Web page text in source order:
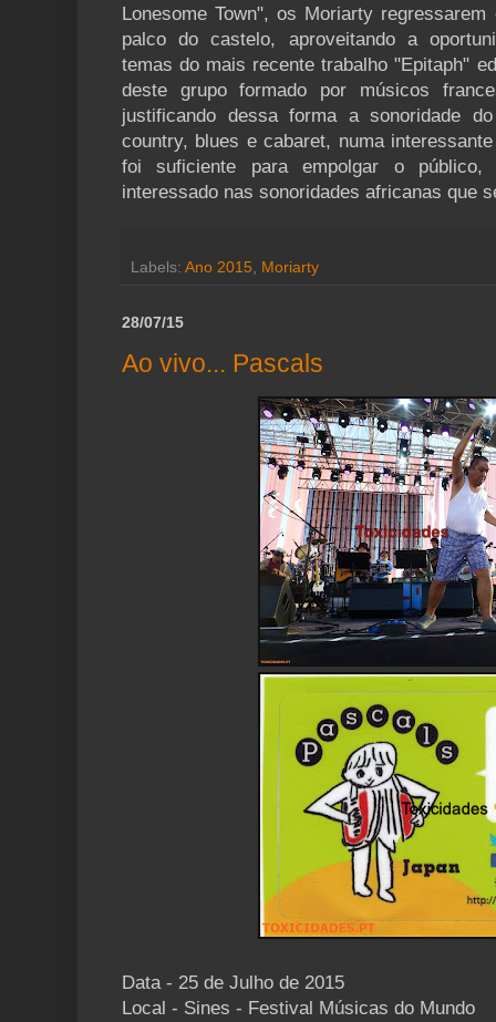
Lonesome Town", os Moriarty
palco do castelo, aproveitando a
temas do mais recente trabalho "Epitaph"
deste grupo formado por músicos
justificando dessa forma a sonoridade
country, blues e cabaret, numa
foi suficiente para empolgar o
interessado nas sonoridades africanas que
Labels: Ano 2015 Moriarty
28/07/15
Ao vivo... Pascals
Data - 25 de Julho de 2015
Local - Sines - Festival Músicas do Mundo